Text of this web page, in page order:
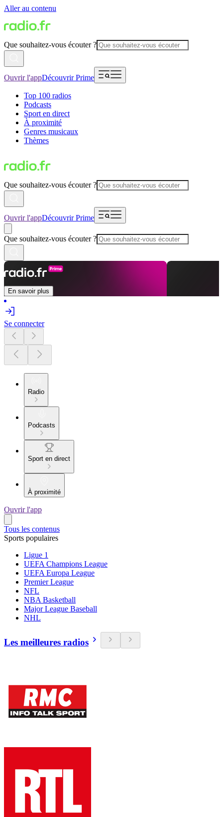
Aller au contenu
Que souhaitez-vous écouter ?
Ouvrir l'appDécouvrir Prime
Top 100 radios
Podcasts
Sport en direct
À proximité
Genres musicaux
Thèmes
Que souhaitez-vous écouter ?
Ouvrir l'appDécouvrir Prime
Que souhaitez-vous écouter ?
En savoir plus
Se connecter
Radio
Podcasts
Sport en direct
À proximité
Ouvrir l'app
Tous les contenus
Sports populaires
Ligue 1
UEFA Champions League
UEFA Europa League
Premier League
NFL
NBA Basketball
Major League Baseball
NHL
Les meilleures radios